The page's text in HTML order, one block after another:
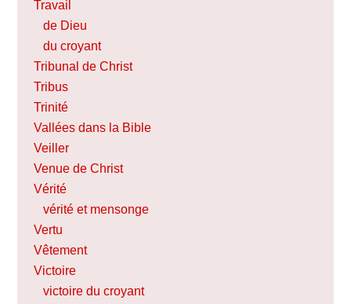
Travail
de Dieu
du croyant
Tribunal de Christ
Tribus
Trinité
Vallées dans la Bible
Veiller
Venue de Christ
Vérité
vérité et mensonge
Vertu
Vêtement
Victoire
victoire du croyant